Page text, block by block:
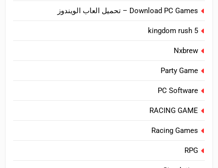
Download PC Games – تحميل العاب الويندوز
kingdom rush 5
Nxbrew
Party Game
PC Software
RACING GAME
Racing Games
RPG